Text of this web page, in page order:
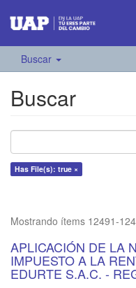
Buscar
Buscar
Has File(s): true ×
Mostrando ítems 12491-
APLICACIÓN DE LA
IMPUESTO A LA
EDURTE S.A.C. -